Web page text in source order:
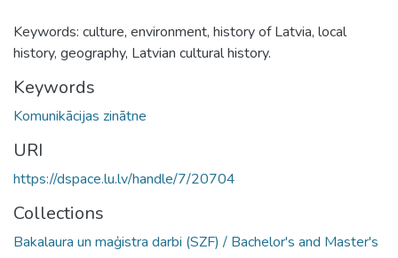
Keywords: culture, environment, history of Latvia, local
history, geography, Latvian cultural history.
Keywords
Komunikācijas zinātne
URI
https://dspace.lu.lv/handle/7/20704
Collections
Bakalaura un maģistra darbi (SZF) / Bachelor's and Master's